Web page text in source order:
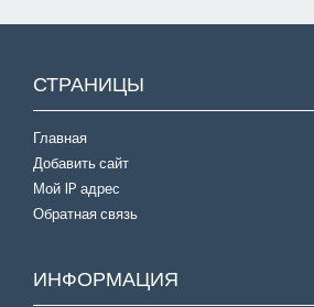
СТРАНИЦЫ
Главная
Добавить сайт
Мой IP адрес
Обратная связь
ИНФОРМАЦИЯ